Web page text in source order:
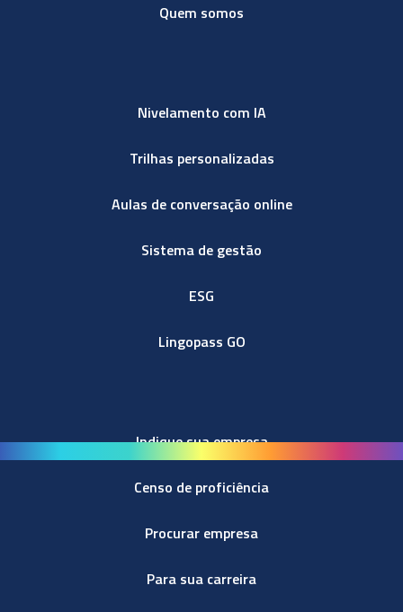
Quem somos
Nivelamento com IA
Trilhas personalizadas
Aulas de conversação online
Sistema de gestão
ESG
Lingopass GO
Indique sua empresa
Censo de proficiência
Procurar empresa
Para sua carreira